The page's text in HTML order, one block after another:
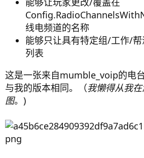
线电频道的名称
能够只让具有特定组/工作/
列表
这是一张来自mumble_voip的电
与我的版本相同。（我懒得从我
图。)